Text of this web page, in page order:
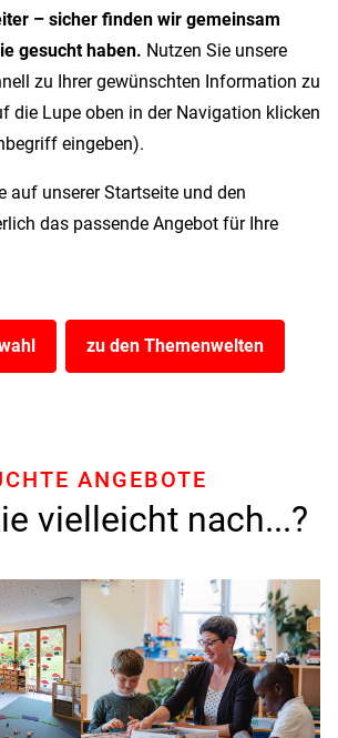
– sicher finden wir gemeinsam
gesucht haben. Nutzen Sie unsere
zu Ihrer gewünschten Information zu
die Lupe oben in der Navigation klicken
eingeben).
auf unserer Startseite und den
das passende Angebot für Ihre
zu den Themenwelten
vielleicht nach...?
ANGEBOTE